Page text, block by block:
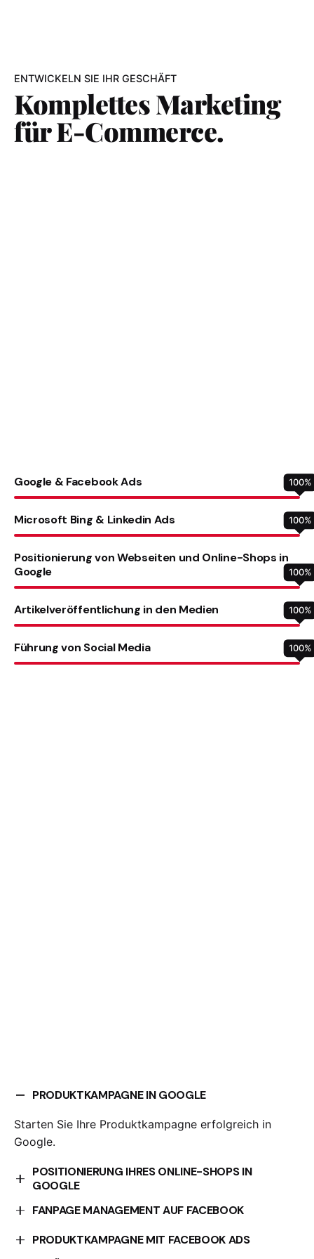
ENTWICKELN SIE IHR GESCHÄFT
Komplettes Marketing
für E-Commerce.
Google & Facebook Ads 100%
Microsoft Bing & Linkedin Ads 100%
Positionierung von Webseiten und Online-Shops in
Google
100%
Artikelveröffentlichung in den Medien 100%
Führung von Social Media 100%
PRODUKTKAMPAGNE IN GOOGLE
Starten Sie Ihre Produktkampagne erfolgreich in
Google.
POSITIONIERUNG IHRES ONLINE-SHOPS IN
GOOGLE
Optimieren Sie die Positionierung Ihres Online-Shops
FANPAGE MANAGEMENT AUF FACEBOOK
Wir kümmern uns um die Verwaltung Ihrer Facebook-
PRODUKTKAMPAGNE MIT FACEBOOK ADS